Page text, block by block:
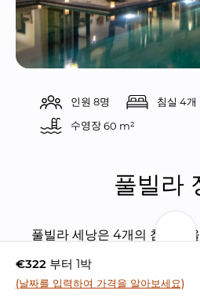
인원 8명 침실 4개
수영장 60 m²
풀빌라
풀빌라 세낭은 4개의 침실들
최고의 선호 로케이션인 스미
€322 부터 1박
(날짜를 입력하여 가격을 알아보세요)